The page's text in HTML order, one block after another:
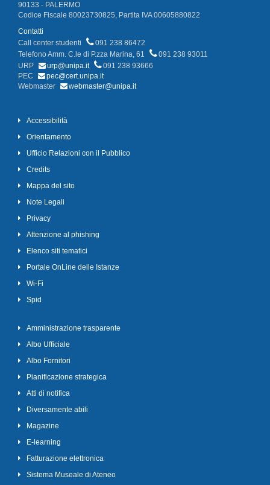
90133 - PALERMO
Codice Fiscale 80023730825, Partita IVA 00605880822
Contatti
Call center studenti
091 238 86472
Telefono Amm. C.le di P.zza Marina, 61
091 238 93011
URP
urp@unipa.it
091 238 93666
PEC
pec@cert.unipa.it
Webmaster
webmaster@unipa.it
Accessibilità
Orientamento
Ufficio Relazioni con il Pubblico
Credits
Mappa del sito
Note Legali
Privacy
Attenzione al phishing
Elenco siti tematici
Portale OnLine delle Istanze
Wi-Fi
Spid
Amministrazione trasparente
Albo Ufficiale
Albo Fornitori
Pianificazione strategica
Atti di notifica
Diversamente abili
Magazine
E-learning
Fatturazione elettronica
Sistema Museale di Ateneo